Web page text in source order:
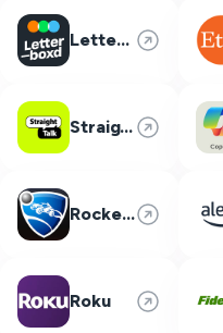
Letterboxd
Straight Talk
Rocket League
Roku